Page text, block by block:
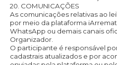
20. COMUNICAÇÕES
As comunicações relativas ao
por meio da plataforma
WhatsApp ou demais canais
Organizador.
O participante é responsável
cadastrais atualizados e por